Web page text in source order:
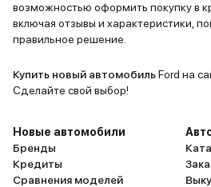
возможностью оформить покупку в
включая отзывы и характеристики,
правильное решение.
Купить новый автомобильFord на
Сделайте свой выбор!
Новые автомобили
Бренды
Кредиты
Сравнения моделей